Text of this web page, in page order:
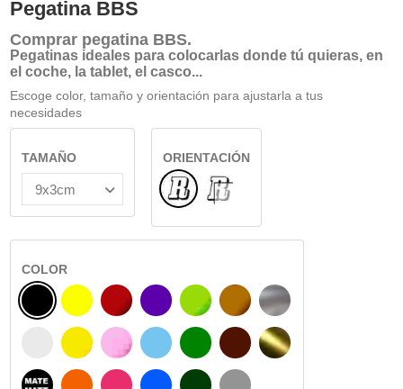
Pegatina BBS
Comprar pegatina BBS.
Pegatinas ideales para colocarlas donde tú quieras, en
el coche, la tablet, el casco...
Escoge color, tamaño y orientación para ajustarla a tus
necesidades
TAMAÑO
ORIENTACIÓN
NormalINTERIOR CRISTAL
COLOR
NEGRO
BLANCO
NEGRO MATE
AMARILLO
AMARILLO SENAL
NARANJA
BURDEOS
ROSA
FUCSIA
MORADO
AZUL CIELO
AZUL
VERDE CLARO
VERDE
VERDE OSCURO
AVELLANA
CHOCOLATE
GRIS
PLATA
ORO